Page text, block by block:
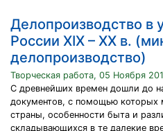
Делопроизводство в
России XIX – XX в.
делопроизводство)
Творческая работа, 05 Ноября
С древнейших времен дошли до
документов, с помощью которых
страны, особенности быта и
складывающихся в те далекие